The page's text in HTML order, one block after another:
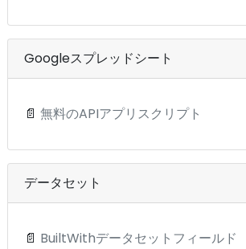
Googleスプレッドシート
📄 無料のAPIアプリスクリプト
データセット
📄 BuiltWithデータセットフィールド